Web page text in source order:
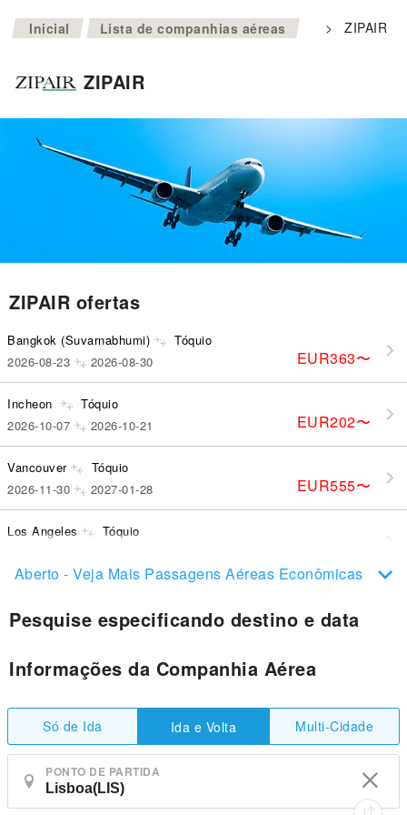
Inicial >
Lista de companhias aéreas > ZIPAIR
ZIPAIR
ZIPAIR ofertas
Bangkok (Suvarnabhumi) Tóquio
EUR363〜
2026-08-23 2026-08-30
Incheon Tóquio
EUR202〜
2026-10-07 2026-10-21
Vancouver Tóquio
EUR555〜
2026-11-30 2027-01-28
Los Angeles Tóquio
Aberto - Veja Mais Passagens Aéreas Econômicas
Pesquise especificando destino e data
Informações da Companhia Aérea
Só de Ida Ida e Volta Multi-Cidade
PONTO DE PARTIDA